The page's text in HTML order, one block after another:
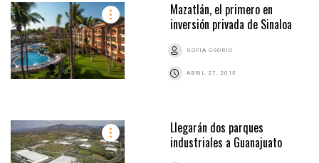
Mazatlán, el primero en
inversión privada de Sinaloa
SOFIA OSORIO
ABRIL 27, 2015
Llegarán dos parques
industriales a Guanajuato